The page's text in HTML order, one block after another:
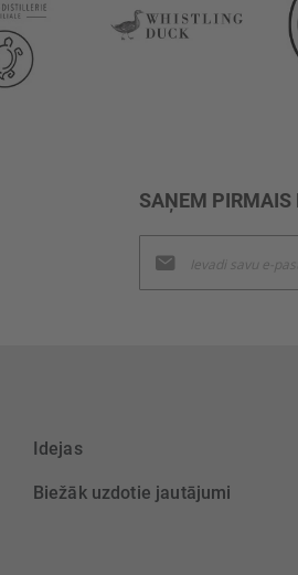
SAŅEM PIRMAIS
jaunumu
saņemšanai:
Idejas
Biežāk uzdotie jautājumi